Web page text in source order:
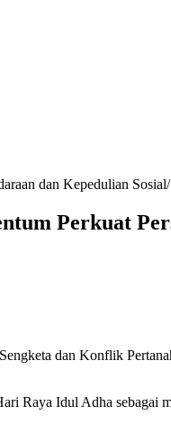
dan Kepedulian Sosial
Perkuat
dan Konflik
Raya Idul Adha